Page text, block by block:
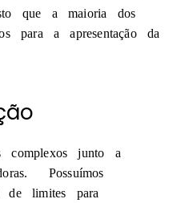
que a maioria dos
para a apresentação da
complexos junto a
Possuímos
de limites para